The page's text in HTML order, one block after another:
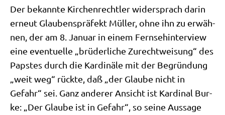
Der bekann­te Kir­chen­recht­ler wider­sprach dar­in
erneut Glau­bens­prä­fekt Mül­ler, ohne ihn zu erwäh­
nen, der am 8. Janu­ar in einem Fern­seh­in­ter­view
eine even­tu­el­le „brü­der­li­che Zurecht­wei­sung“ des
Pap­stes durch die Kar­di­nä­le mit der Begrün­dung
„weit weg“ rück­te, daß „der Glau­be nicht in
Gefahr“ sei. Ganz ande­rer Ansicht ist Kar­di­nal Bur­
ke: „Der Glau­be ist in Gefahr“, so sei­ne Aus­sa­ge